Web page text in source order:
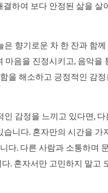
하여 보다 안정된 삶을 살
은 향기로운 차 한 잔과 함
마음을 진정시키고, 음악을
을 해소하고 긍정적인 감
인 감정을 느끼고 있다면,
니다. 혼자만의 시간을 가
다. 다른 사람과 소통하며
. 혼자서만 고민하지 말고